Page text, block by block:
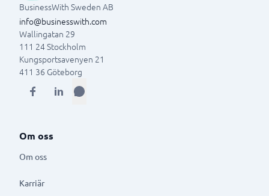
BusinessWith Sweden AB
info@businesswith.com
Wallingatan 29
111 24Stockholm
Kungsportsavenyen 21
411 36 Göteborg
Om oss
Om oss
Karriär